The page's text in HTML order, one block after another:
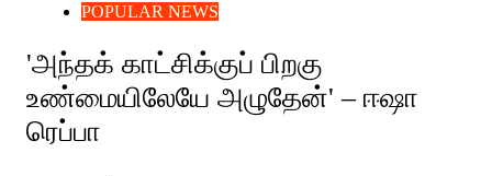
POPULAR NEWS
'அந்தக் காட்சிக்குப் பிறகு
உண்மையிலேயே அழுதேன்' – ஈஷா
ரெப்பா